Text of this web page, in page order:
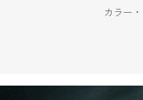
カラー